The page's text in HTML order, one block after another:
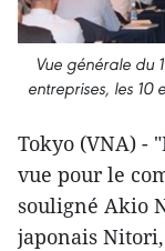
Vue générale du
entreprises, les 10
Tokyo (VNA) -
vue pour le
souligné Akio
japonais